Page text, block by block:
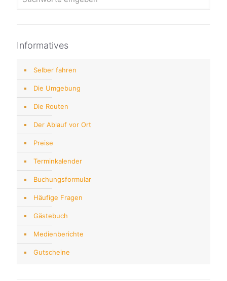
Informatives
Selber fahren
Die Umgebung
Die Routen
Der Ablauf vor Ort
Preise
Terminkalender
Buchungsformular
Häufige Fragen
Gästebuch
Medienberichte
Gutscheine